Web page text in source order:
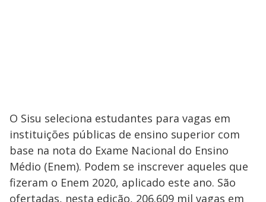
O Sisu seleciona estudantes para vagas em
instituições públicas de ensino superior com
base na nota do Exame Nacional do Ensino
Médio (Enem). Podem se inscrever aqueles que
fizeram o Enem 2020, aplicado este ano. São
ofertadas, nesta edição, 206.609 mil vagas em